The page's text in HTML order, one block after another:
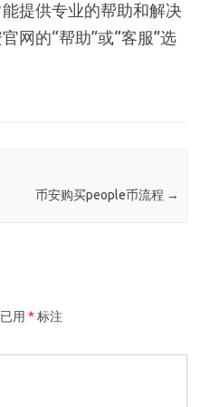
提供专业的帮助和解决
网的“帮助”或“客服”选
币安购买people币流程 →
用 * 标注